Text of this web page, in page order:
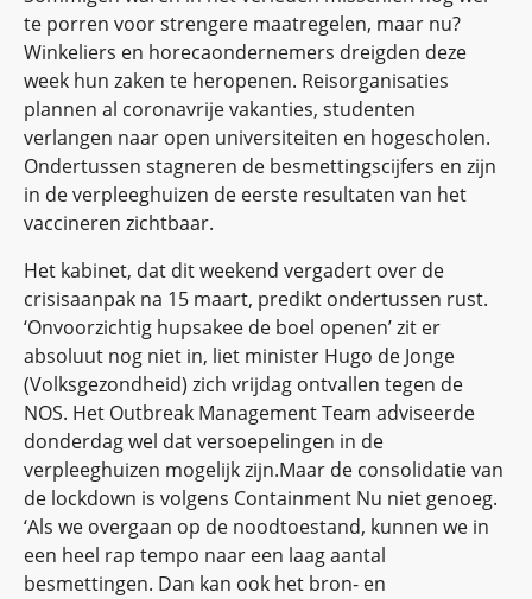
te porren voor strengere maatregelen, maar nu?
Winkeliers en horecaondernemers dreigden deze
week hun zaken te heropenen. Reisorganisaties
plannen al coronavrije vakanties, studenten
verlangen naar open universiteiten en hogescholen.
Ondertussen stagneren de besmettingscijfers en zijn
in de verpleeghuizen de eerste resultaten van het
vaccineren zichtbaar.
Het kabinet, dat dit weekend vergadert over de
crisisaanpak na 15 maart, predikt ondertussen rust.
‘Onvoorzichtig hupsakee de boel openen’ zit er
absoluut nog niet in, liet minister Hugo de Jonge
(Volksgezondheid) zich vrijdag ontvallen tegen de
NOS. Het Outbreak Management Team adviseerde
donderdag wel dat versoepelingen in de
verpleeghuizen mogelijk zijn.Maar de consolidatie van
de lockdown is volgens Containment Nu niet genoeg.
‘Als we overgaan op de noodtoestand, kunnen we in
een heel rap tempo naar een laag aantal
besmettingen. Dan kan ook het bron- en